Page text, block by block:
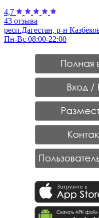
4,7
43 отзыва
респ.Дагестан, р-н
Пн-Вс 08:00-22:00